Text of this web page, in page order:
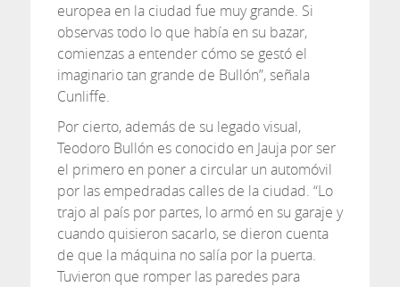
europea en la ciudad fue muy grande. Si
observas todo lo que había en su bazar,
comienzas a entender cómo se gestó el
imaginario tan grande de Bullón”, señala
Cunliffe.
Por cierto, además de su legado visual,
Teodoro Bullón es conocido en Jauja por ser
el primero en poner a circular un automóvil
por las empedradas calles de la ciudad. “Lo
trajo al país por partes, lo armó en su garaje y
cuando quisieron sacarlo, se dieron cuenta
de que la máquina no salía por la puerta.
Tuvieron que romper las paredes para